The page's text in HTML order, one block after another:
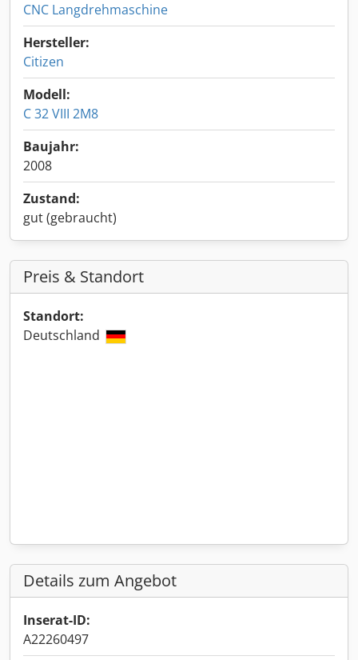
CNC Langdrehmaschine
Hersteller:
Citizen
Modell:
C 32 VIII 2M8
Baujahr:
2008
Zustand:
gut (gebraucht)
Preis & Standort
Standort:
Deutschland
Details zum Angebot
Inserat-ID:
A22260497